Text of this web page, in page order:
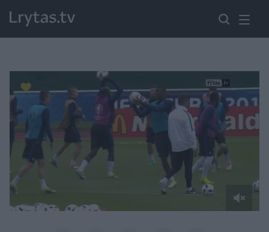
Paremkite Ukrainą